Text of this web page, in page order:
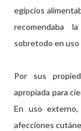
egipcios
recomendaba
sobretodo en uso
Por sus
apropiada para
En uso
afecciones